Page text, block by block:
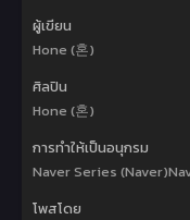
ผู้เขียน
Hone (혼)
ศิลปิน
Hone (혼)
การทำให้เป็นอนุกรม
Naver Series
โพสโดย